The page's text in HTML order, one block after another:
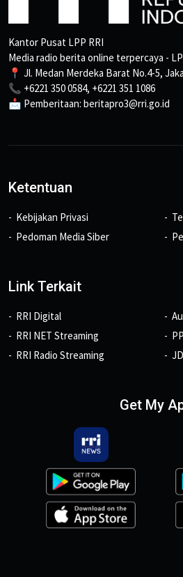
Kantor Pusat LPP RRI
Media radio berita online terpercaya -
📍 Jl. Medan Merdeka Barat No.4-5,
📞 +6221 350 0584, +6221 351 1086
📩 Pemberitaan: beritapro3@rri.go.id
Ketentuan
Kebijakan Privasi
Pedoman Media Siber
Link Terkait
RRI Digital
RRI NET Streaming
RRI Radio Streaming
Get My